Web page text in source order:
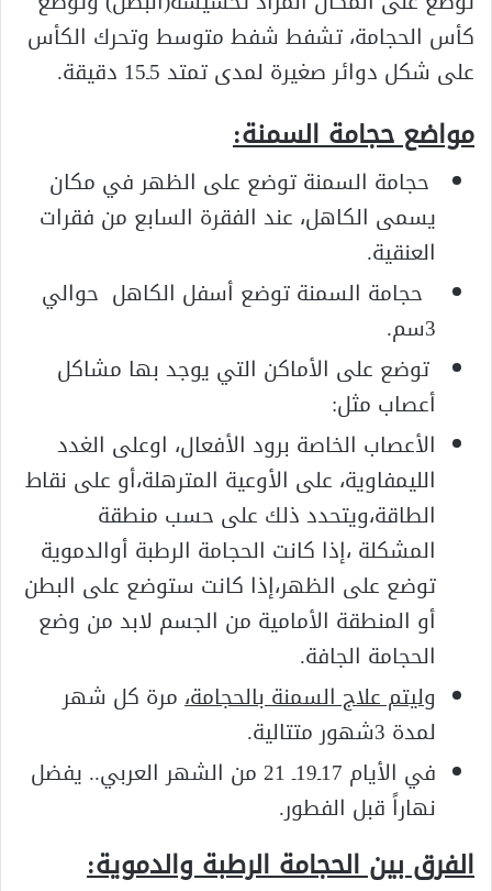
كأس الحجامة، تشفط شفط متوسط وتحرك الكأس
على شكل دوائر صغيرة لمدى تمتد 5ـ15 دقيقة.
مواضع حجامة السمنة:
حجامة السمنة توضع على الظهر في مكان
يسمى الكاهل، عند الفقرة السابع من فقرات
العنقية.
حجامة السمنة توضع أسفل الكاهل حوالي
3سم.
توضع على الأماكن التي يوجد بها مشاكل
أعصاب مثل:
الأعصاب الخاصة برود الأفعال، اوعلى الغدد
الليمفاوية، على الأوعية المترهلة،أو على نقاط
الطاقة،ويتحدد ذلك على حسب منطقة
المشكلة ،إذا كانت الحجامة الرطبة أوالدموية
توضع على الظهر،إذا كانت ستوضع على البطن
أو المنطقة الأمامية من الجسم لابد من وضع
الحجامة الجافة.
وليتم علاج السمنة بالحجامة،مرة كل شهر
لمدة 3شهور متتالية.
في الأيام 17ـ19ـ 21 من الشهر العربي.. يفضل
نهاراً قبل الفطور.
الفرق بين الحجامة الرطبة والدموية: